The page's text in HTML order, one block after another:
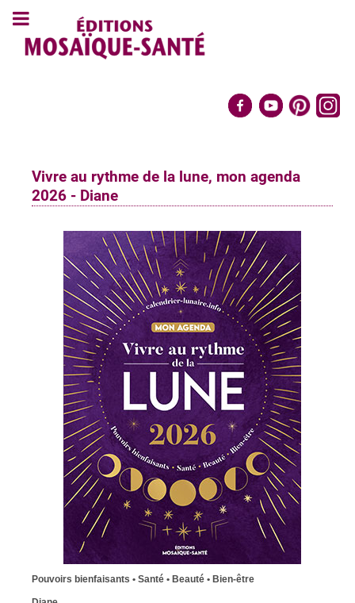
Vivre au rythme de la lune, mon agenda
2026 - Diane
Pouvoirs bienfaisants • Santé • Beauté • Bien-être